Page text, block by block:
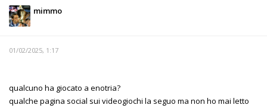
mimmo
01/02/2025, 1:17
qualcuno ha giocato a enotria?
qualche pagina social sui videogiochi la seguo ma non ho mai letto